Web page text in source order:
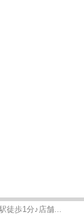
徒歩1分♪店舗...